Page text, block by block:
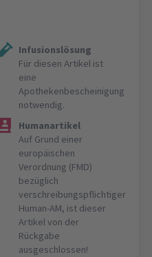
Infusionslösung
Für diesen Artikel ist
eine
Apothekenbescheinigung
notwendig.
Humanartikel
Auf Grund einer
europäischen
Verordnung (FMD)
bezüglich
verschreibungspflichtiger
Human-AM, ist dieser
Artikel von der
Rückgabe
ausgeschlossen!